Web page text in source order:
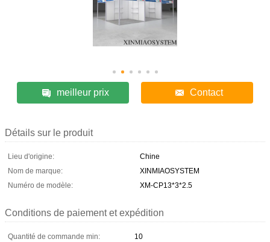
meilleur prix Contact
Détails sur le produit
Lieu d'origine:
Chine
Nom de marque:
XINMIAOSYSTEM
Numéro de modèle:
XM-CP13*3*2.5
Conditions de paiement et expédition
Quantité de commande min:
10